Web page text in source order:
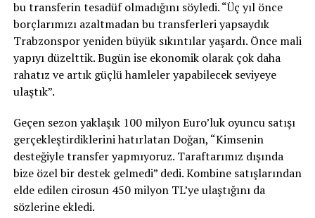
bu transferin tesadüf olmadığını söyledi. “Üç yıl önce
borçlarımızı azaltmadan bu transferleri yapsaydık
Trabzonspor yeniden büyük sıkıntılar yaşardı. Önce mali
yapıyı düzelttik. Bugün ise ekonomik olarak çok daha
rahatız ve artık güçlü hamleler yapabilecek seviyeye
ulaştık”.
Geçen sezon yaklaşık 100 milyon Euro’luk oyuncu satışı
gerçekleştirdiklerini hatırlatan Doğan, “Kimsenin
desteğiyle transfer yapmıyoruz. Taraftarımız dışında
bize özel bir destek gelmedi” dedi. Kombine satışlarından
elde edilen cirosun 450 milyon TL’ye ulaştığını da
sözlerine ekledi.